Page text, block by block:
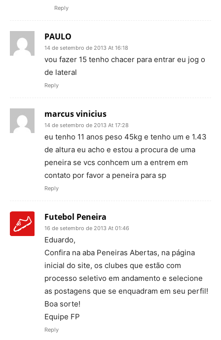
Reply
PAULO
14 de setembro de 2013 At 16:18
vou fazer 15 tenho chacer para entrar eu jog o
de lateral
Reply
marcus vinicius
14 de setembro de 2013 At 17:28
eu tenho 11 anos peso 45kg e tenho um e 1.43
de altura eu acho e estou a procura de uma
peneira se vcs conhcem um a entrem em
contato por favor a peneira para sp
Reply
Futebol Peneira
16 de setembro de 2013 At 01:46
Eduardo,
Confira na aba Peneiras Abertas, na página
inicial do site, os clubes que estão com
processo seletivo em andamento e selecione
as postagens que se enquadram em seu perfil!
Boa sorte!
Equipe FP
Reply